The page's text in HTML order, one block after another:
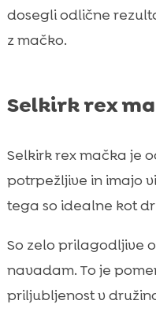
dosegli odlične
z mačko.
Selkirk rex
Selkirk rex mačka je
potrpežljive in imajo
tega so idealne kot
So zelo prilagodljive
navadam. To je
priljubljenost v